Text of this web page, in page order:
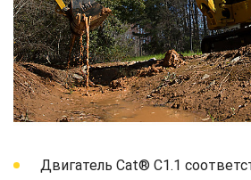
Двигатель Cat® C1.1